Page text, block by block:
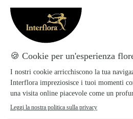
De Mutiis Paolo